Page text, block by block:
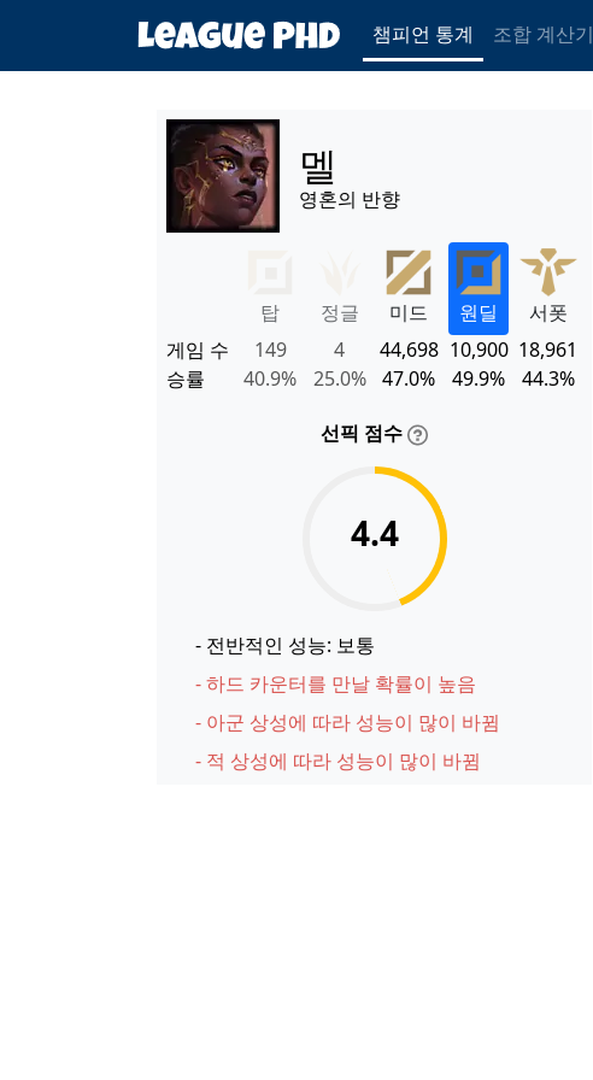
챔피언 통계 조합 계산기
멜
영혼의 반향
탑 정글 미드 원딜
서폿
게임 수
149 4 44,698 10,900 18,961
승률
40.9% 25.0% 47.0% 49.9% 44.3%
선픽 점수
4.4
- 전반적인 성능: 보통
- 하드 카운터를 만날 확률이 높음
- 아군 상성에 따라 성능이 많이 바뀜
- 적 상성에 따라 성능이 많이 바뀜